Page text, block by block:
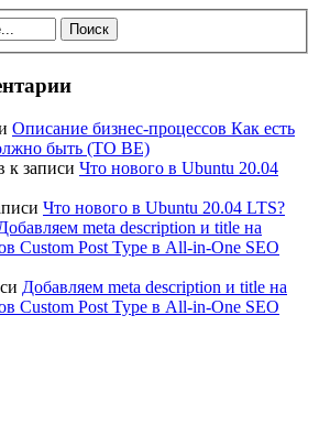
Описание бизнес-процессов Как есть
быть (TO BE)
к записи Что нового в Ubuntu 20.04
Что нового в Ubuntu 20.04 LTS?
meta description и title на
Custom Post Type в All-in-One SEO
Добавляем meta description и title на
Custom Post Type в All-in-One SEO